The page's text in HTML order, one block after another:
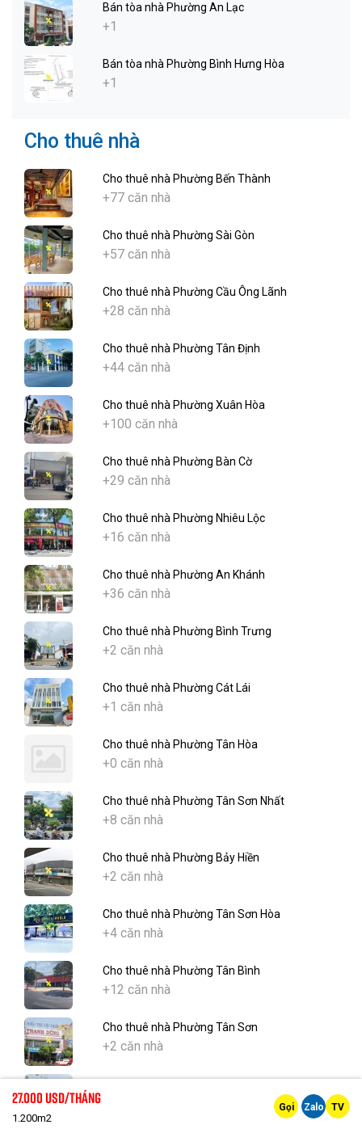
Bán tòa nhà Phường An Lạc
+1
Bán tòa nhà Phường Bình Hưng Hòa
+1
Cho thuê nhà
Cho thuê nhà Phường Bến Thành
+77 căn nhà
Cho thuê nhà Phường Sài Gòn
+57 căn nhà
Cho thuê nhà Phường Cầu Ông Lãnh
+28 căn nhà
Cho thuê nhà Phường Tân Định
+44 căn nhà
Cho thuê nhà Phường Xuân Hòa
+100 căn nhà
Cho thuê nhà Phường Bàn Cờ
+29 căn nhà
Cho thuê nhà Phường Nhiêu Lộc
+16 căn nhà
Cho thuê nhà Phường An Khánh
+36 căn nhà
Cho thuê nhà Phường Bình Trưng
+2 căn nhà
Cho thuê nhà Phường Cát Lái
+1 căn nhà
Cho thuê nhà Phường Tân Hòa
+0 căn nhà
Cho thuê nhà Phường Tân Sơn Nhất
+8 căn nhà
Cho thuê nhà Phường Bảy Hiền
+2 căn nhà
Cho thuê nhà Phường Tân Sơn Hòa
+4 căn nhà
Cho thuê nhà Phường Tân Bình
+12 căn nhà
Cho thuê nhà Phường Tân Sơn
+2 căn nhà
27.000 Usd/tháng
1.200m2
Gọi Zalo TV